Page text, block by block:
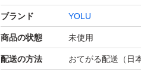
ブランド YOLU
商品の状態 未使用
配送の方法 おてがる配送（日